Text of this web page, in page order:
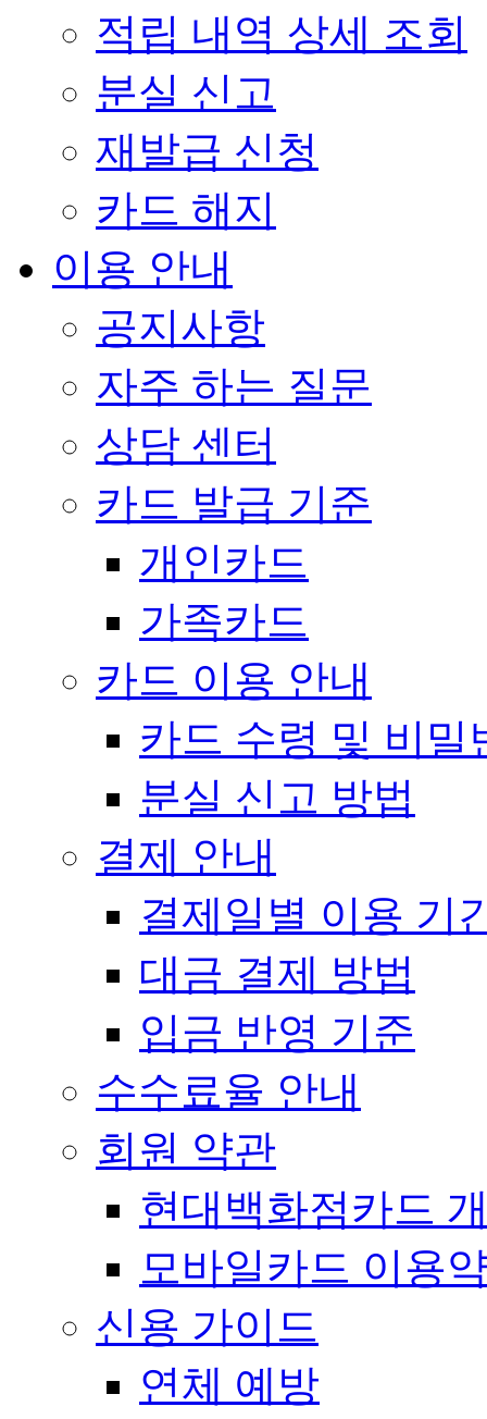
적립 내역 상세 조회
분실 신고
재발급 신청
카드 해지
이용 안내
공지사항
자주 하는 질문
상담 센터
카드 발급 기준
개인카드
가족카드
카드 이용 안내
카드 수령 및 비밀
분실 신고 방법
결제 안내
결제일별 이용 기
대금 결제 방법
입금 반영 기준
수수료율 안내
회원 약관
현대백화점카드
모바일카드 이용
신용 가이드
연체 예방